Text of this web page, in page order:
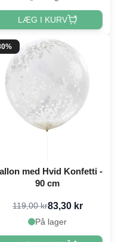
LÆG I KURV
med Hvid Konfetti -
90 cm
119,00 kr83,30 kr
På lager